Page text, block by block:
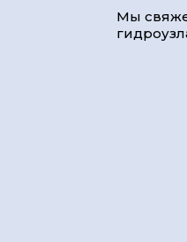
Мы